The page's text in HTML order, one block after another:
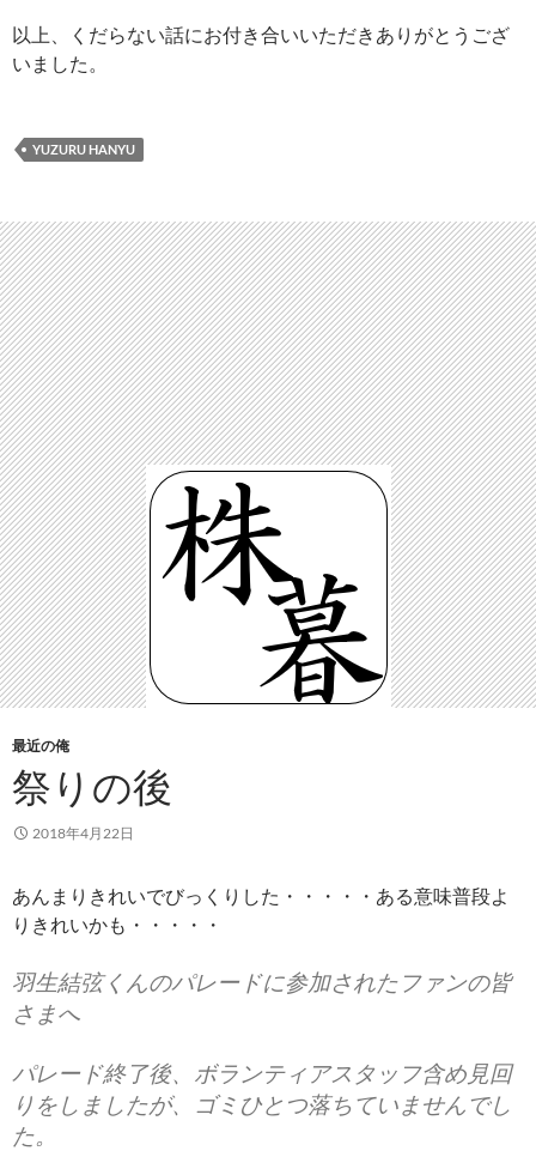
以上、くだらない話にお付き合いいただきありがとうござ
いました。
YUZURU HANYU
最近の俺
祭りの後
2018年4月22日
あんまりきれいでびっくりした・・・・・ある意味普段よ
りきれいかも・・・・・
羽生結弦くんのパレードに参加されたファンの皆
さまへ
パレード終了後、ボランティアスタッフ含め見回
りをしましたが、ゴミひとつ落ちていませんでし
た。